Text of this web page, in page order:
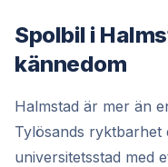
Spolbil i
kännedom
Halmstad är mer än
Tylösands ryktbarhet
universitetsstad med